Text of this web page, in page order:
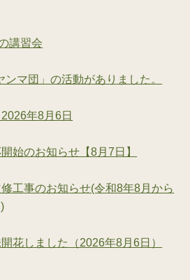
講習会
マ団」の活動がありました。
年8月6日
始のお知らせ【8月7日】
修工事のお知らせ(令和8年8月から
花しました（2026年8月6日）